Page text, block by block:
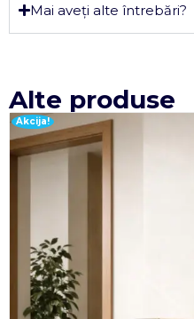
Mai aveți alte întrebări?
Alte produse
Akcija!